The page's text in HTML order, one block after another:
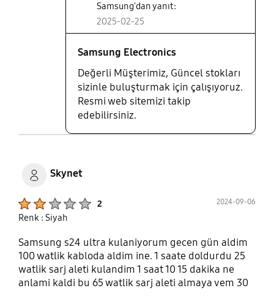
Samsung'dan yanıt:
2025-02-25
Samsung Electronics
Değerli Müşterimiz, Güncel stokları
sizinle buluşturmak için çalışıyoruz.
Resmi web sitemizi takip
edebilirsiniz.
Skynet
2 2024-09-06
Renk : Siyah
Samsung s24 ultra kulaniyorum gecen gün aldim
100 watlik kabloda aldim ine. 1 saate doldurdu 25
watlik sarj aleti kulandim 1 saat 10 15 dakika ne
anlami kaldi bu 65 watlik sarj aleti almaya vem 30